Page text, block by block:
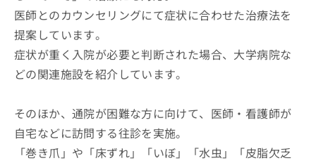
医師とのカウンセリングにて症状に合わせた治療法を
提案しています。
症状が重く入院が必要と判断された場合、大学病院な
どの関連施設を紹介しています。
そのほか、通院が困難な方に向けて、医師・看護師が
自宅などに訪問する往診を実施。
「巻き爪」や「床ずれ」「いぼ」「水虫」「皮脂欠乏